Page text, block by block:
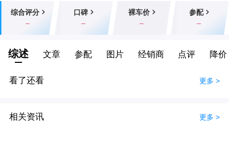
综合评分
--
口碑
--
裸车价
--
参配
--
综述 文章 参配 图片 经销商 点评 降价
看了还看 更多 >
相关资讯 更多 >